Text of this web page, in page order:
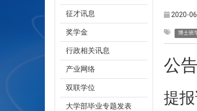
征才讯息
奖学金
行政相关讯息
产业网络
双联学位
大学部毕业专题发表
2020-
博士班
公告
提